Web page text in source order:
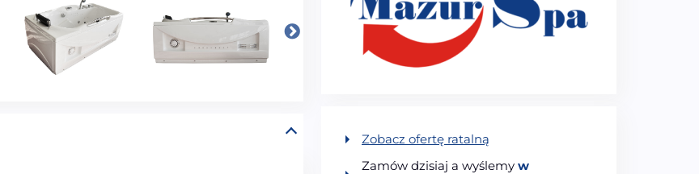
Zobacz ofertę ratalną
Zamów dzisiaj a wyślemy w